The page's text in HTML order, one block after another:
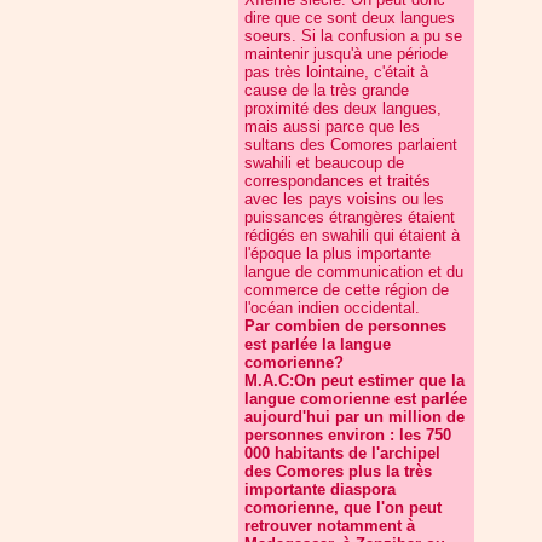
dire que ce sont deux langues
soeurs. Si la confusion a pu se
maintenir jusqu'à une période
pas très lointaine, c'était à
cause de la très grande
proximité des deux langues,
mais aussi parce que les
sultans des Comores parlaient
swahili et beaucoup de
correspondances et traités
avec les pays voisins ou les
puissances étrangères étaient
rédigés en swahili qui étaient à
l'époque la plus importante
langue de communication et du
commerce de cette région de
l'océan indien occidental.
Par combien de personnes
est parlée la langue
comorienne?
M.A.C:On peut estimer que la
langue comorienne est parlée
aujourd'hui par un million de
personnes environ : les 750
000 habitants de l'archipel
des Comores plus la très
importante diaspora
comorienne, que l'on peut
retrouver notamment à